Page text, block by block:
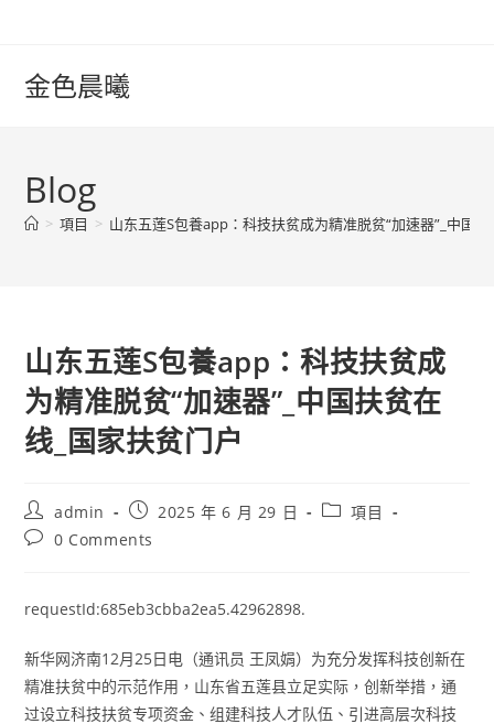
content金色晨曦
Blog
> 項目 > 山东五莲S包養app：科技扶贫成为精准脱贫“加速器”_中国
山东五莲S包養app：科技扶贫成
为精准脱贫“加速器”_中国扶贫在
线_国家扶贫门户
Post
author:
admin
Post
published:
2025 年 6 月 29 日
Post項目
Post0 Comments
requestId:685eb3cbba2ea5.42962898.
新华网济南12月25日电（通讯员 王凤娟）为充分发挥科技创新在
精准扶贫中的示范作用，山东省五莲县立足实际，创新举措，通
过设立科技扶贫专项资金、组建科技人才队伍、引进高层次科技